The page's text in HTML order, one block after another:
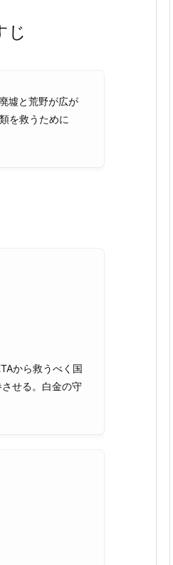
じ
墟と荒野が広が
を救うために
から救うべく国
せる。白金の守